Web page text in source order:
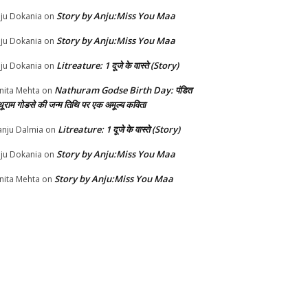
Dokania on Story by Anju:Miss You Maa
Dokania on Story by Anju:Miss You Maa
Dokania on Litreature: 1 दूजे के वास्ते (Story)
Mehta on Nathuram Godse Birth Day: पंडित
गोडसे की जन्म तिथि पर एक अमूल्य कविता
Dalmia on Litreature: 1 दूजे के वास्ते (Story)
Dokania on Story by Anju:Miss You Maa
Mehta on Story by Anju:Miss You Maa